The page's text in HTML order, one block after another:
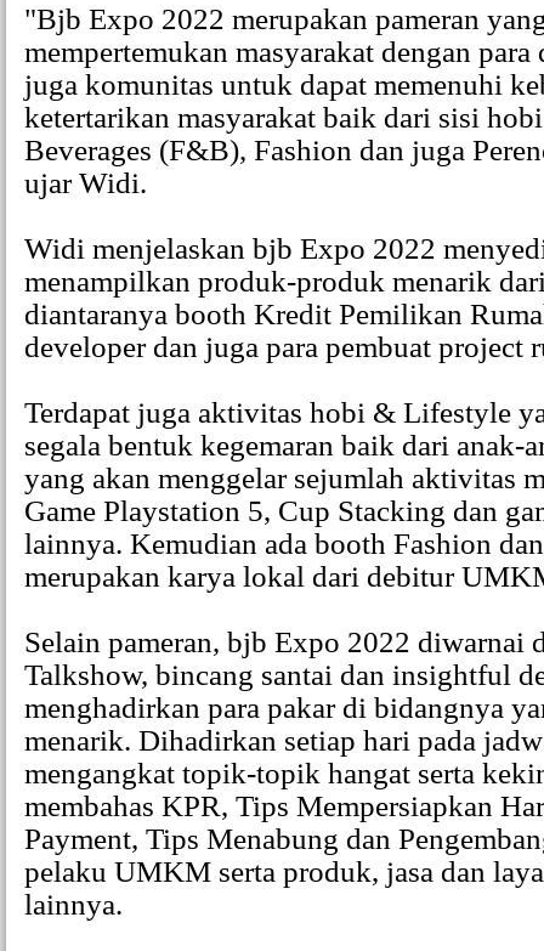
"Bjb Expo 2022 merupakan pameran
mempertemukan masyarakat dengan
juga komunitas untuk dapat memenuhi
ketertarikan masyarakat baik dari sisi
Beverages (F&B), Fashion dan juga
ujar Widi.
Widi menjelaskan bjb Expo 2022
menampilkan produk-produk menarik
diantaranya booth Kredit Pemilikan
developer dan juga para pembuat project
Terdapat juga aktivitas hobi & Lifestyle
segala bentuk kegemaran baik dari anak-
yang akan menggelar sejumlah aktivitas
Game Playstation 5, Cup Stacking dan
lainnya. Kemudian ada booth Fashion
merupakan karya lokal dari debitur
Selain pameran, bjb Expo 2022 diwarnai
Talkshow, bincang santai dan insightful
menghadirkan para pakar di bidangnya
menarik. Dihadirkan setiap hari pada
mengangkat topik-topik hangat serta
membahas KPR, Tips Mempersiapkan
Payment, Tips Menabung dan
pelaku UMKM serta produk, jasa dan
lainnya.